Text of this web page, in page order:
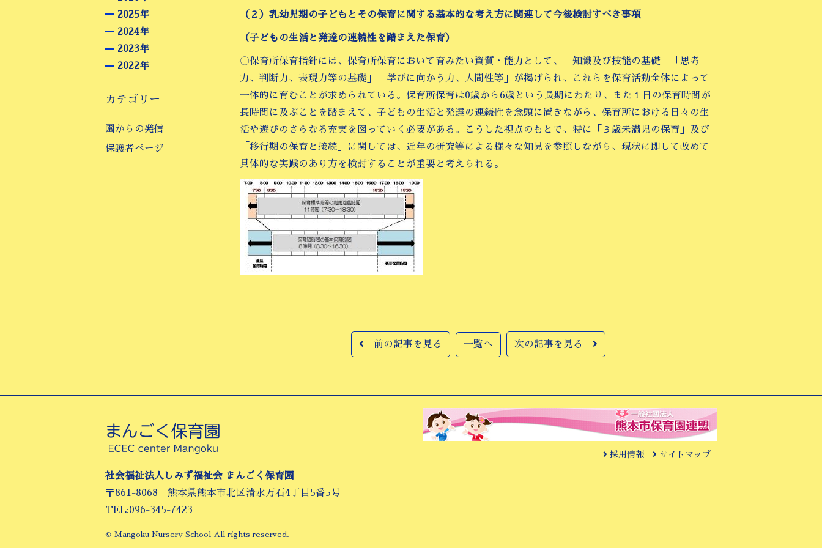
（２）乳幼児期の子どもとその保育に関する基本的な考え方に関連して今後検討すべき事項
（子どもの生活と発達の連続性を踏まえた保育）
〇保育所保育指針には、保育所保育において育みたい資質・能力として、「知識及び技能の基礎」「思考
力、判断力、表現力等の基礎」「学びに向かう力、人間性等」が掲げられ、これらを保育活動全体によって
一体的に育むことが求められている。保育所保育は0歳から6歳という長期にわたり、また１日の保育時間が
長時間に及ぶことを踏まえて、子どもの生活と発達の連続性を念頭に置きながら、保育所における日々の生
活や遊びのさらなる充実を図っていく必要がある。こうした視点のもとで、特に「３歳未満児の保育」及び
「移行期の保育と接続」に関しては、近年の研究等による様々な知見を参照しながら、現状に即して改めて
具体的な実践のあり方を検討することが重要と考えられる。
前の記事を見る 一覧へ 次の記事を見る
2025年
2024年
2023年
2022年
カテゴリー
園からの発信
保護者ページ
社会福祉法人しみず福祉会 まんごく保育園
〒861-8068 熊本県熊本市北区清水万石4丁目5番5号
TEL:096-345-7423
© Mangoku Nursery School All rights reserved.
採用情報 サイトマップ